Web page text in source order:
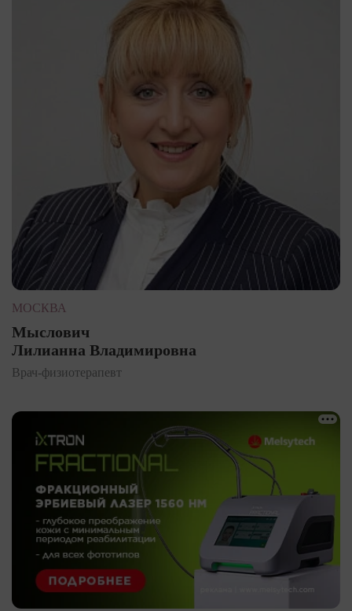
МОСКВА
Мыслович
Лилианна Владимировна
Врач-физиотерапевт